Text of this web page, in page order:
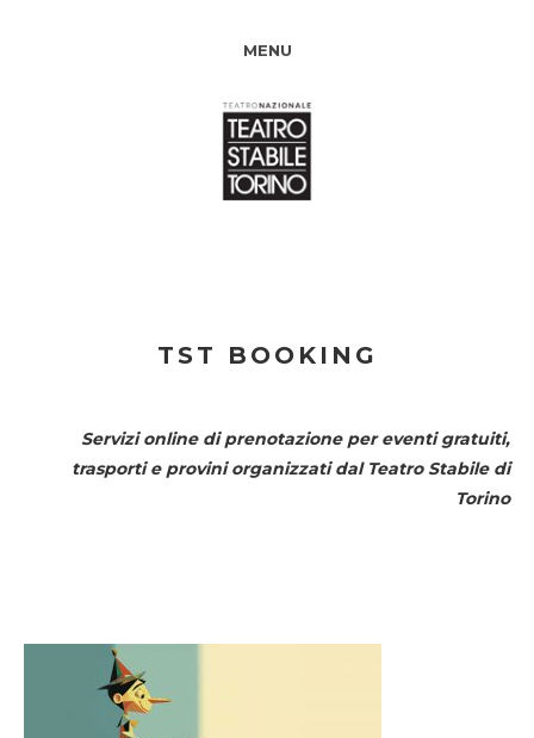
MENU
TST BOOKING
Servizi online di prenotazione per eventi gratuiti,
trasporti e provini organizzati dal Teatro Stabile di
Torino